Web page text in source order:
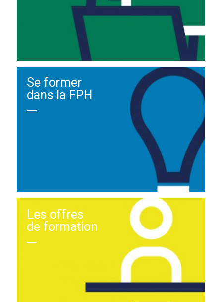
Se former
dans la FPH
Les offres
de formation